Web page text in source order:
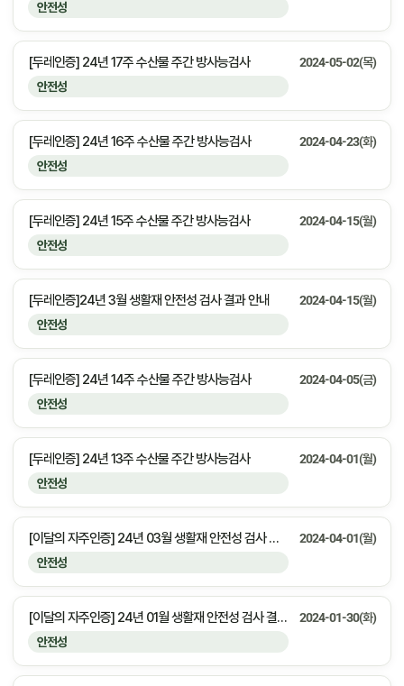
안전성
안전성
[두레인증] 24년 17주 수산물 주간 방사능검사 2024-05-02(목)
안전성
[두레인증] 24년 16주 수산물 주간 방사능검사 2024-04-23(화)
안전성
[두레인증] 24년 15주 수산물 주간 방사능검사 2024-04-15(월)
안전성
[두레인증]24년 3월 생활재 안전성 검사 결과 안내 2024-04-15(월)
안전성
[두레인증] 24년 14주 수산물 주간 방사능검사 2024-04-05(금)
안전성
[두레인증] 24년 13주 수산물 주간 방사능검사 2024-04-01(월)
안전성
[이달의 자주인증] 24년 03월 생활재 안전성 검사 결과 안내 2024-04-01(월)
안전성
[이달의 자주인증] 24년 01월 생활재 안전성 검사 결과 안내 2024-01-30(화)